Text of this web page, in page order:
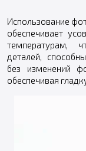
Использование
обеспечивает
температурам,
деталей,
без изменений
обеспечивая